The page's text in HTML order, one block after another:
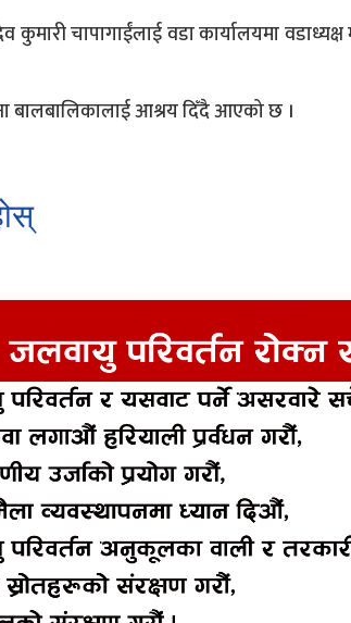
कुमारी चापागाईंलाई वडा कार्यालयमा
बालबालिकालाई आश्रय दिँदै आएको छ ।